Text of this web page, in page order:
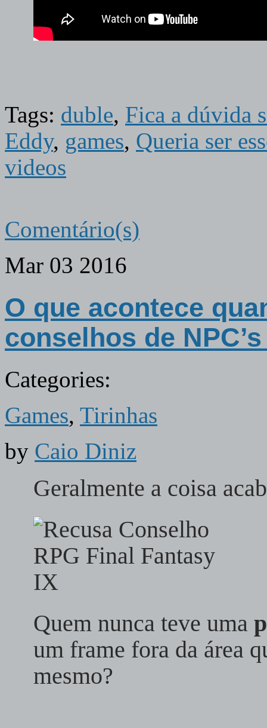
Tags: duble, Fica a dúvida
Eddy, games, Queria ser
videos
Comentário(s)
Mar 03 2016
O que acontece
conselhos de NPC’s
Categories:
Games, Tirinhas
by Caio Diniz
Geralmente a coisa
Quem nunca teve uma
um frame fora da área
mesmo?